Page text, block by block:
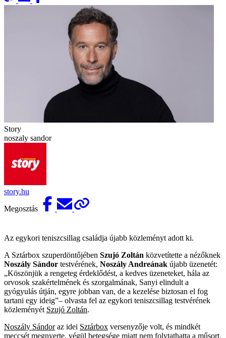
Story
noszaly sandor
story.hu
Megosztás
Az egykori teniszcsillag családja újabb közleményt adott ki.
A Sztárbox szuperdöntőjében Szujó Zoltán közvetítette a nézőknek
Noszály Sándor testvérének, Noszály Andreának újabb üzenetét:
Köszönjük a rengeteg érdeklődést, a kedves üzeneteket, hála az
orvosok szakértelmének és szorgalmának, Sanyi elindult a
gyógyulás útján, egyre jobban van, de a kezelése biztosan el fog
tartani egy ideig – olvasta fel az egykori teniszcsillag testvérének
közleményét Szujó Zoltán.
Noszály Sándoraz idei Sztárbox versenyzője volt, és mindkét
meccsét megnyerte, végül betegsége miatt nem folytathatta a műsort.